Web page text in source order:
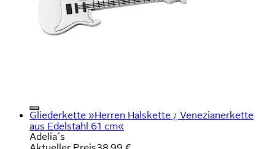
Gliederkette »Herren Halskette ¿ Venezianerkette
aus Edelstahl 61 cm«
Adelia´s